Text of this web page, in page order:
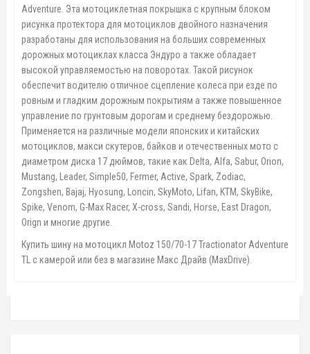
Adventure. Эта мотоциклетная покрышка с крупным блоком
рисунка протектора для мотоциклов двойного назначения
разработаны для использования на больших современных
дорожных мотоциклах класса Эндуро а также обладает
высокой управляемостью на поворотах. Такой рисунок
обеспечит водителю отличное сцепление колеса при езде по
ровным и гладким дорожным покрытиям а также повышенное
управление по грунтовым дорогам и среднему бездорожью.
Применяется на различные модели японских и китайских
мотоциклов, макси скутеров, байков и отечественных мото с
диаметром диска 17 дюймов, такие как Delta, Alfa, Sabur, Orion,
Mustang, Leader, Simple50, Fermer, Active, Spark, Zodiac,
Zongshen, Bajaj, Hyosung, Loncin, SkyMoto, Lifan, KTM, SkyBike,
Spike, Venom, G-Max Racer, X-cross, Sandi, Horse, East Dragon,
Orign и многие другие.
Купить шину на мотоцикл Motoz 150/70-17 Tractionator Adventure
TL с камерой или без в магазине Макс Драйв (MaxDrive).